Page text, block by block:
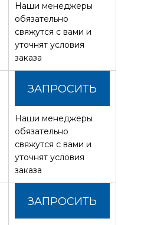
СТОИМОСТЬ
Наши менеджеры
обязательно
свяжутся с вами и
уточнят условия
заказа
ЗАПРОСИТЬ
СТОИМОСТЬ
Наши менеджеры
обязательно
свяжутся с вами и
уточнят условия
заказа
ЗАПРОСИТЬ